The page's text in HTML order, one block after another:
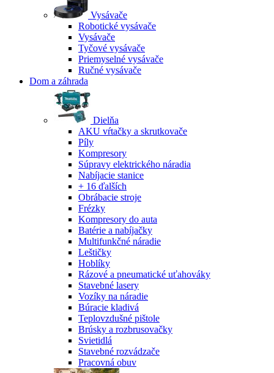
Vysávače
Robotické vysávače
Vysávače
Tyčové vysávače
Priemyselné vysávače
Ručné vysávače
Dom a záhrada
Dielňa
AKU vŕtačky a skrutkovače
Píly
Kompresory
Súpravy elektrického náradia
Nabíjacie stanice
+ 16 ďalších
Obrábacie stroje
Frézky
Kompresory do auta
Batérie a nabíjačky
Multifunkčné náradie
Leštičky
Hoblíky
Rázové a pneumatické uťahováky
Stavebné lasery
Vozíky na náradie
Búracie kladivá
Teplovzdušné pištole
Brúsky a rozbrusovačky
Svietidlá
Stavebné rozvádzače
Pracovná obuv